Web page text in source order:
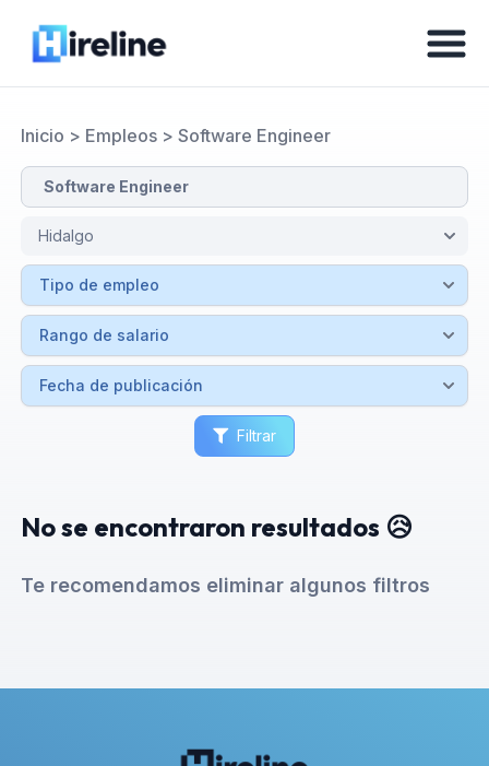
Inicio > Empleos> Software Engineer
Filtrar
No se encontraron resultados 😥
Te recomendamos eliminar algunos filtros